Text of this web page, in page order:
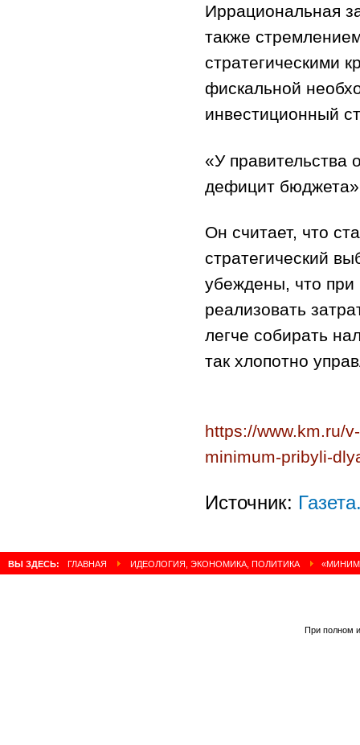
Иррациональная
также
стратегическими
фискальной
инвестиционный
«У правительства
дефицит
Он считает, что
стратегический
убеждены, что
реализовать
легче собирать
так хлопотно
https://www.km.ru/
minimum-pribyli-
Источник:
ВЫ ЗДЕСЬ: ГЛАВНАЯ ИДЕОЛОГИЯ, ЭКОНОМИКА, ПОЛИТИКА
При полном